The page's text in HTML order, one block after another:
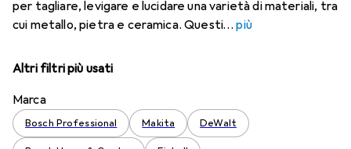
per tagliare, levigare e lucidare una varietà di materiali, tra
cui metallo, pietra e ceramica. Questi
più
Altri filtri più usati
Marca
Bosch Professional Makita DeWalt